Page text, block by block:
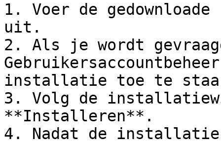
1. Voer de
uit.
2. Als je wordt
installatie toe te
3. Volg de
**Installeren**.
4. Nadat de